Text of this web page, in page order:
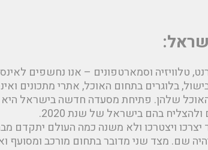
טלוויזיה וסמארטפונים – אנו נחשפים
בלוגרים בתחום האוכל, אתרי מתכונים
שלהן. פתיחת מסעדה חדשה בישראל
בהם בישראל של שנת 2020.
ויצטרכו ולא משנה כמה העולם יתקדם
שם. מצד שני מדובר בתחום מורכב ומסועף